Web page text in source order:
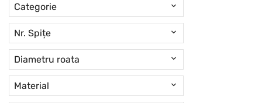
Categorie
Nr. Spițe
Diametru roata
Material